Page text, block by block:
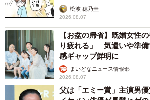
松波 穂乃圭
2026.08.07
【お盆の帰省】既婚女性
り疲れる」 気遣いや準備
感ギャップ鮮明に
まいどなニュース情報部
2026.08.07
父は「エミー賞」主演男